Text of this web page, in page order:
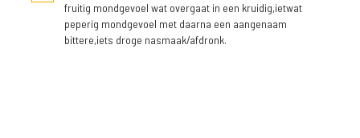
fruitig mondgevoel wat overgaat in een kruidig,ietwat
peperig mondgevoel met daarna een aangenaam
bittere,iets droge nasmaak/afdronk.